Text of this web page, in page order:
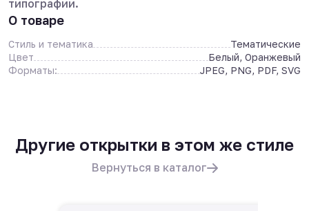
типографии.
О товаре
Стиль и тематика
Тематические
Цвет
Белый, Оранжевый
Форматы:
JPEG, PNG, PDF, SVG
Другие открытки в этом же стиле
Вернуться в каталог